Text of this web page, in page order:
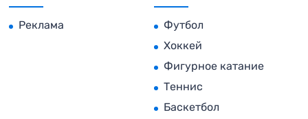
Реклама
Футбол
Хоккей
Фигурное катание
Теннис
Баскетбол